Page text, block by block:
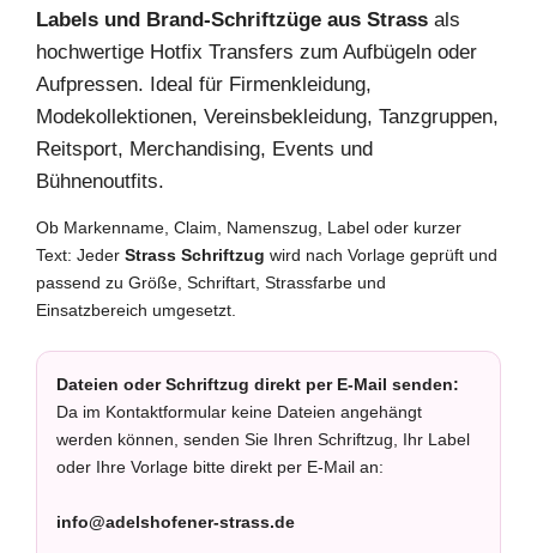
Labels und Brand-Schriftzüge aus Strass als
hochwertige Hotfix Transfers zum Aufbügeln oder
Aufpressen. Ideal für Firmenkleidung,
Modekollektionen, Vereinsbekleidung, Tanzgruppen,
Reitsport, Merchandising, Events und
Bühnenoutfits.
Ob Markenname, Claim, Namenszug, Label oder kurzer
Text: Jeder Strass Schriftzug wird nach Vorlage geprüft und
passend zu Größe, Schriftart, Strassfarbe und
Einsatzbereich umgesetzt.
Dateien oder Schriftzug direkt per E-Mail senden:
Da im Kontaktformular keine Dateien angehängt
werden können, senden Sie Ihren Schriftzug, Ihr Label
oder Ihre Vorlage bitte direkt per E-Mail an:
info@adelshofener-strass.de